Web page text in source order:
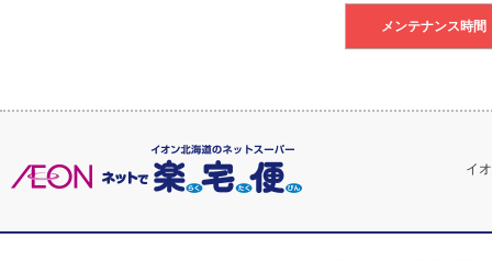
メンテナンス時間
イ